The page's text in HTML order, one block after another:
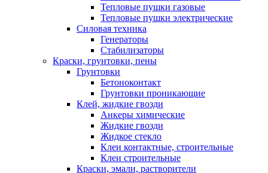
Тепловые пушки газовые
Тепловые пушки электрические
Силовая техника
Генераторы
Стабилизаторы
Краски, грунтовки, пены
Грунтовки
Бетоноконтакт
Грунтовки проникающие
Клей, жидкие гвозди
Анкеры химические
Жидкие гвозди
Жидкое стекло
Клеи контактные, строительные
Клеи строительные
Краски, эмали, растворители